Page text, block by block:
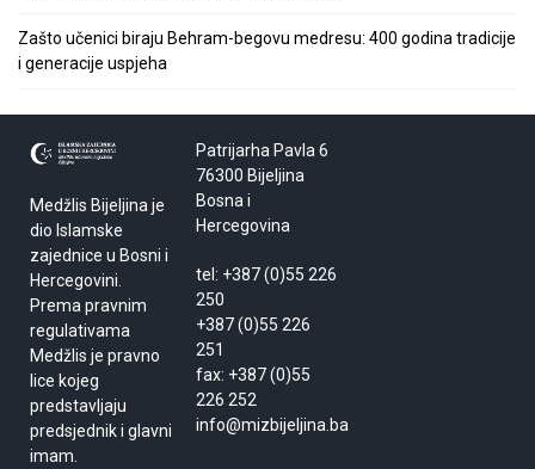
Zašto učenici biraju Behram-begovu medresu: 400 godina tradicije
i generacije uspjeha
Medžlis Bijeljina je
dio Islamske
zajednice u Bosni i
Hercegovini.
Prema pravnim
regulativama
Medžlis je pravno
lice kojeg
predstavljaju
predsjednik i glavni
imam.
Patrijarha Pavla 6
76300 Bijeljina
Bosna i
Hercegovina
tel: +387 (0)55 226
250
+387 (0)55 226
251
fax: +387 (0)55
226 252
info@mizbijeljina.ba